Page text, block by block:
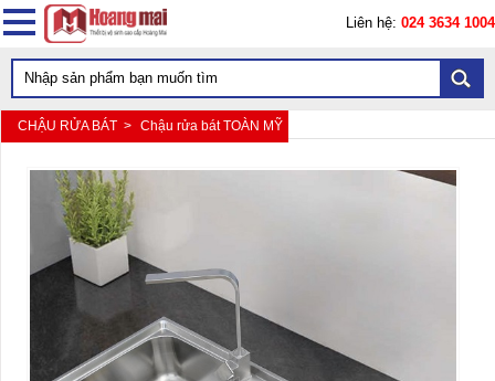
Liên hệ: 024 3634 1004
CHẬU RỬA BÁT > Chậu rửa bát TOÀN MỸ